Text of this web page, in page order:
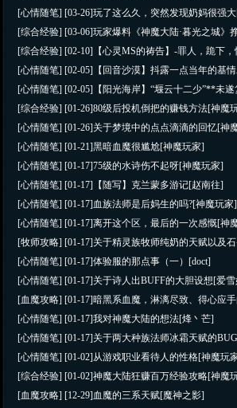
[心情随笔] [03-26]玩了这么久，突然发现奶妈很强大
[综合经验] [03-06]玩家爆料《神魔大陆·暮光之城》
[综合经验] [02-10]
【心灵MS的祷告】-罪人，跪下
[心情随笔] [02-05]
【回音沙漠】抖露一点当年的基
[心情随笔] [02-05]
【阳光海岸】“堰云十二少”**未
[综合经验] [01-26]80级后投机倒把的赚钱方法[神魔
[心情随笔] [01-26]关于梦境中的点点滴滴的回忆[神
[心情随笔] [01-21]黑暗血魔很尴尬[神魔玩家]
[心情随笔] [01-17]75级的水诗伤不起呀[神魔玩家]
[心情随笔] [01-17] 【随写】克兰蒙多游记[赵南往]
[心情随笔] [01-17]血族法师是后妈生的吗?[神魔玩家]
[心情随笔] [01-17]离开这个区，最后的一次感慨[神
[牧师攻略] [01-17]关于精灵族牧师纯奶的天赋以及
[心情随笔] [01-17]体验服的那点事（一） [doct]
[心情随笔] [01-17]关于诗人出BUFF的大胆设想[爱
[血魔攻略] [01-17]暗黑系血魔，淋漓尽致、得心应
[心情随笔] [01-17]我对神魔大陆的想法[烽丶芒]
[心情随笔] [01-17]关于两大种族法师冰霜天赋的
[心情随笔] [01-02]从游戏职业看待人的性格[神魔玩
[综合经验] [01-02]神魔大陆狂赚百万经验攻略[神魔
[血魔攻略] [12-29]血魔的三系天赋[魔神之影]